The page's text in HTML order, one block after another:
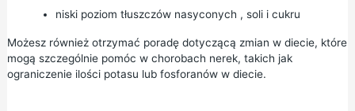
niski poziom tłuszczów nasyconych , solii cukru
Możesz również otrzymać poradę dotyczącą zmian w diecie, które
mogą szczególnie pomóc w chorobach nerek, takich jak
ograniczenie ilości potasu lub fosforanów w diecie.